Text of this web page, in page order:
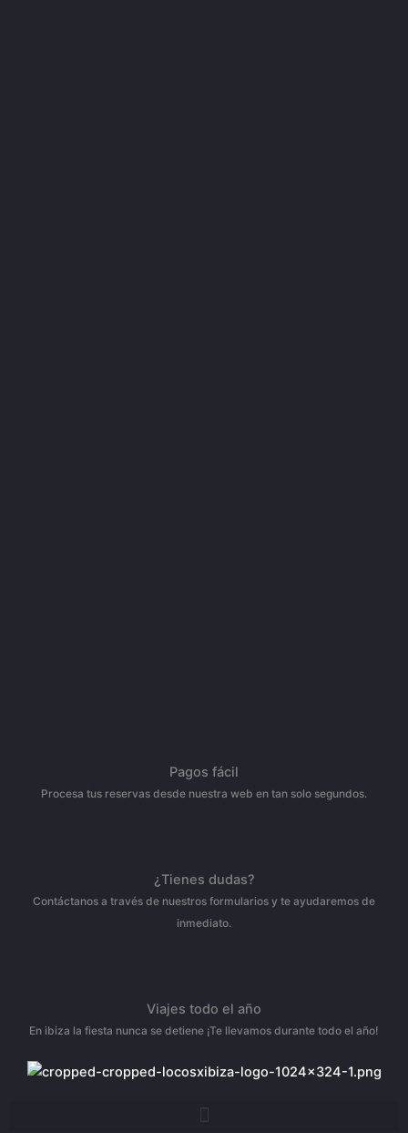
Pagos fácil
Procesa tus reservas desde nuestra web en tan solo segundos.
¿Tienes dudas?
Contáctanos a través de nuestros formularios y te ayudaremos de
inmediato.
Viajes todo el año
En ibiza la fiesta nunca se detiene ¡Te llevamos durante todo el año!